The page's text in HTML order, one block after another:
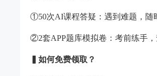
①50次AI课程答疑：遇到难题，随
②2套APP题库模拟卷：考前练手
▍如何免费领取？